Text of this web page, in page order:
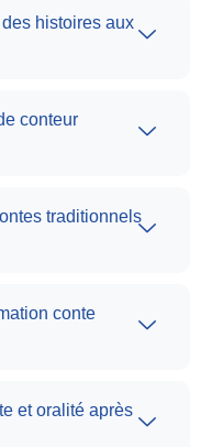
histoires aux
conteur
traditionnels
conte
et oralité après